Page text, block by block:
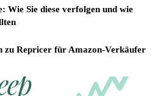
Wie Sie diese verfolgen und wie
zu Repricer für Amazon-Verkäufer